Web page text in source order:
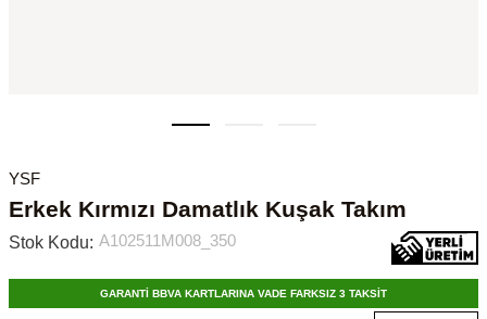
YSF
Erkek Kırmızı Damatlık Kuşak Takım
Stok Kodu: A102511M008_350
GARANTİ BBVA KARTLARINA VADE FARKSIZ 3 TAKSİT